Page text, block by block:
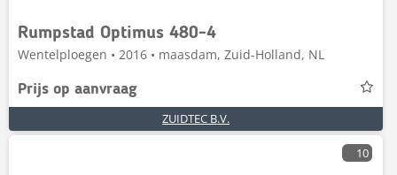
Rumpstad Optimus 480-4
Wentelploegen • 2016 • maasdam, Zuid-Holland, NL
Prijs op aanvraag
ZUIDTEC B.V.
10